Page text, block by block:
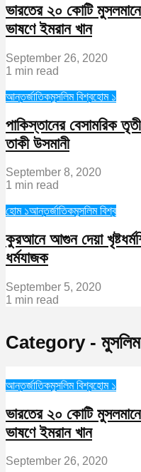
ভারতের ২০ কোটি
ভাষণে ইমরান খান
September 26, 2020
1 min read
আন্তর্জাতিকমুসলিম বিশ্বহোম ১
পাকিস্তানের বেসামরিক
তাকী উসমানী
September 8, 2020
1 min read
হোম ১আন্তর্জাতিকমুসলিম বিশ্ব
কুরআনে আগুন দেয়া
ধর্মযাজক
September 5, 2020
1 min read
Category - মুসলিম
আন্তর্জাতিকমুসলিম বিশ্বহোম ১
ভারতের ২০ কোটি
ভাষণে ইমরান খান
September 26, 2020